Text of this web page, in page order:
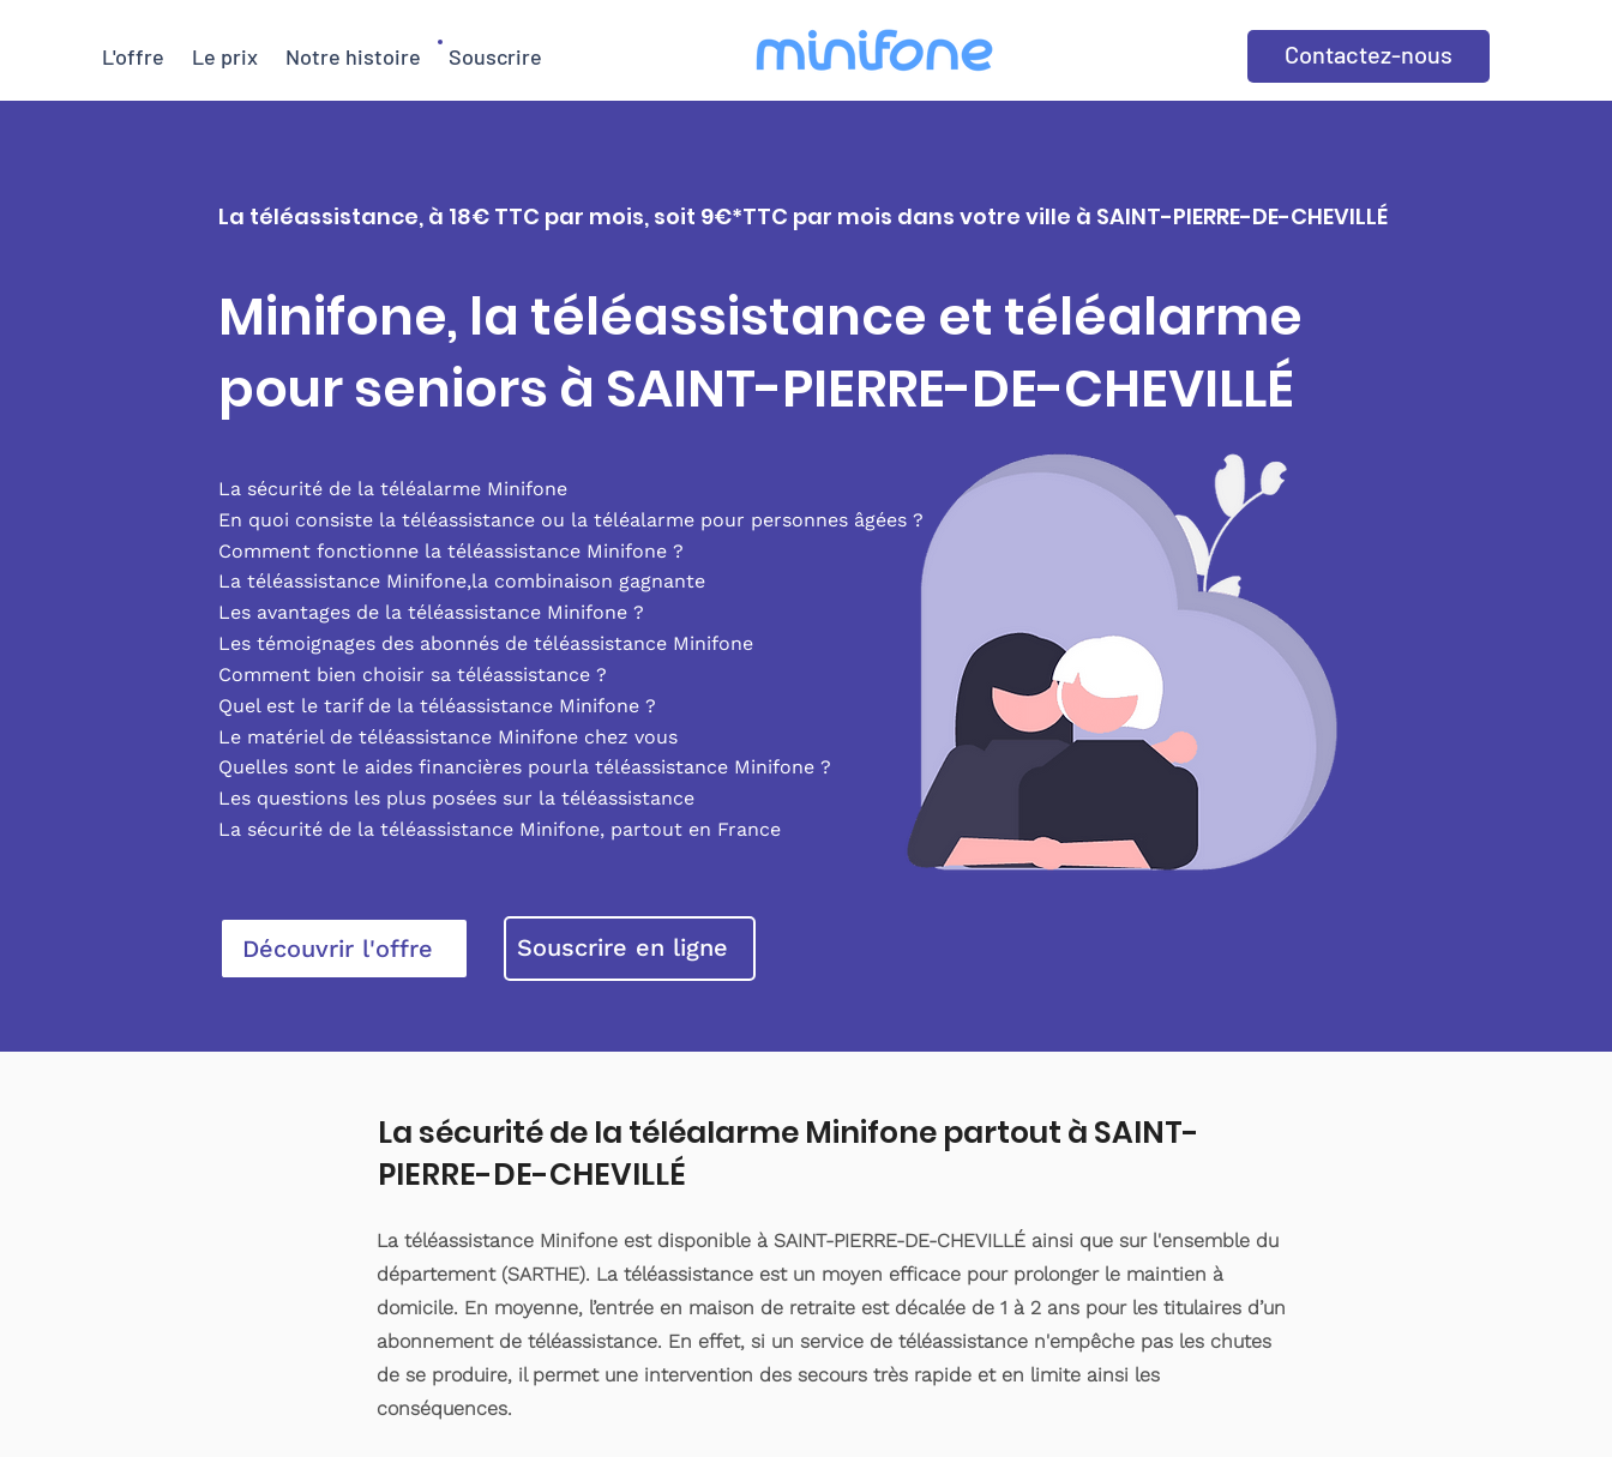
L'offre Le prix Notre histoire Souscrire Contactez-nous
La téléassistance, à 18€ TTC par mois, soit 9€*TTC par mois dans votre ville à SAINT-PIERRE-DE-CHEVILLÉ
Minifone, la téléassistance et téléalarme
pour seniors à SAINT-PIERRE-DE-CHEVILLÉ
La sécurité de la téléalarme Minifone
En quoi consiste la téléassistance ou la téléalarme pour personnes âgées ?
Comment fonctionne la téléassistance Minifone ?
La téléassistance Minifone,la combinaison gagnante
Les avantages de la téléassistance Minifone ?
Les témoignages des abonnés de téléassistance Minifone
Comment bien choisir sa téléassistance ?
Quel est le tarif de la téléassistance Minifone ?
Le matériel de téléassistance Minifone chez vous
Quelles sont le aides financières pourla téléassistance Minifone ?
Les questions les plus posées sur la téléassistance
La sécurité de la téléassistance Minifone, partout en France
Découvrir l'offre Souscrire en ligne
La sécurité de la téléalarme Minifone partout à SAINT-
PIERRE-DE-CHEVILLÉ
La téléassistance Minifone est disponible à SAINT-PIERRE-DE-CHEVILLÉ ainsi que sur l'ensemble du
département (SARTHE). La téléassistance est un moyen efficace pour prolonger le maintien à
domicile. En moyenne, l’entrée en maison de retraite est décalée de 1 à 2 ans pour les titulaires d’un
abonnement de téléassistance. En effet, si un service de téléassistance n'empêche pas les chutes
de se produire, il permet une intervention des secours très rapide et en limite ainsi les
conséquences.